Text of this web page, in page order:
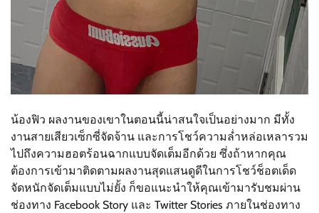
น้องฟิว ผลงานของเขาในตอนนี้น่าสนใจเป็นอย่างมาก มีทั้ง
งานสายเสียวเซ็กซี่จัดจ้าน และการโชว์ความล่ำหล่อเหลารวม
ไปถึงความฮอตร้อนฉากแบบจัดเต็มอีกด้วย ซึ่งถ้าหากคุณ
ต้องการเข้ามาติดตามผลงานสุดแสนดูดีในการโชว์ช็อตเด็ด
จัดหนักจัดเต็มแบบไม่ยั้ง ก็ขอแนะนำให้คุณเข้ามารับชมผ่าน
ช่องทาง Facebook Story และ Twitter Stories ภายในช่องทาง